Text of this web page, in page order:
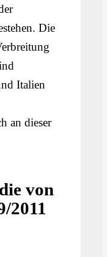
Die
Italien
an dieser
von
2011